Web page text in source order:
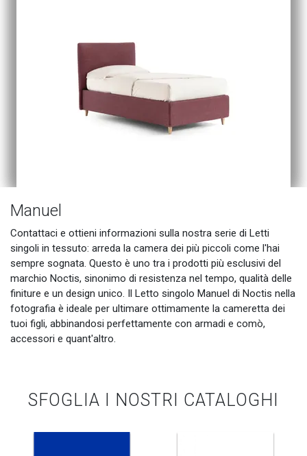
Manuel
Contattaci e ottieni informazioni sulla nostra serie di Letti
singoli in tessuto: arreda la camera dei più piccoli come l'hai
sempre sognata. Questo è uno tra i prodotti più esclusivi del
marchio Noctis, sinonimo di resistenza nel tempo, qualità delle
finiture e un design unico. Il Letto singolo Manuel di Noctis nella
fotografia è ideale per ultimare ottimamente la cameretta dei
tuoi figli, abbinandosi perfettamente con armadi e comò,
accessori e quant'altro.
SFOGLIA I NOSTRI CATALOGHI